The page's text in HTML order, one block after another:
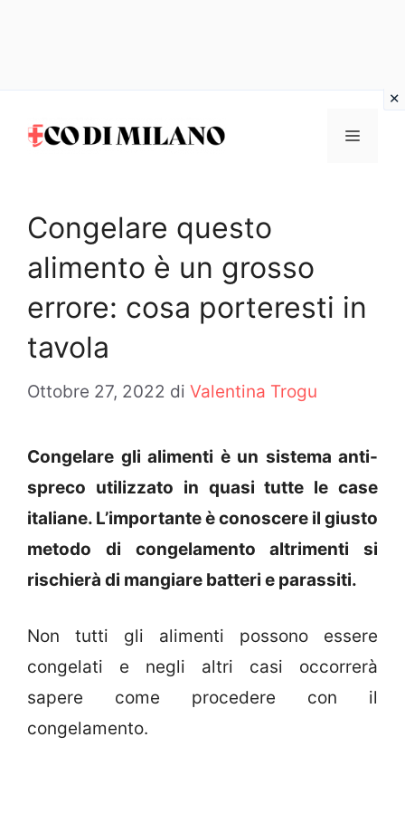
MENU
Congelare questo
alimento è un grosso
errore: cosa porteresti in
tavola
Ottobre 27, 2022 di Valentina Trogu
Congelare gli alimenti è un sistema anti-
spreco utilizzato in quasi tutte le case
italiane. L’importante è conoscere il giusto
metodo di congelamento altrimenti si
rischierà di mangiare batteri e parassiti.
Non tutti gli alimenti possono essere
congelati e negli altri casi occorrerà
sapere come procedere con il
congelamento.